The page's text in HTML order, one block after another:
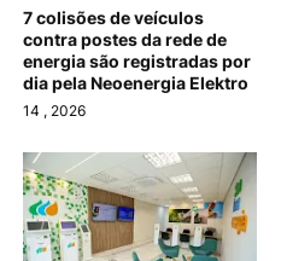
7 colisões de veículos
contra postes da rede de
energia são registradas por
dia pela Neoenergia Elektro
14 , 2026